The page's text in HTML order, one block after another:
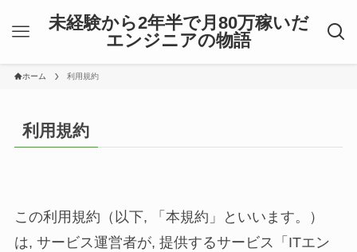
未経験から2年半で月80万稼いだ
エンジニアの物語
ホーム 利用規約
利用規約
この利用規約（以下, 「本規約」といいます。）
は, サービス運営者が, 提供するサービス「ITエン